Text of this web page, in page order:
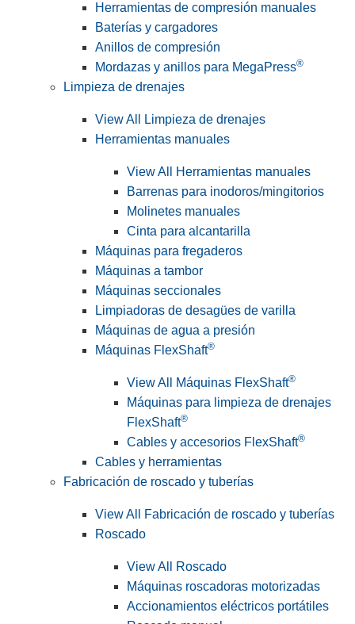
Herramientas de compresión manuales
Baterías y cargadores
Anillos de compresión
Mordazas y anillos para MegaPress®
Limpieza de drenajes
View All Limpieza de drenajes
Herramientas manuales
View All Herramientas manuales
Barrenas para inodoros/mingitorios
Molinetes manuales
Cinta para alcantarilla
Máquinas para fregaderos
Máquinas a tambor
Máquinas seccionales
Limpiadoras de desagües de varilla
Máquinas de agua a presión
Máquinas FlexShaft®
View All Máquinas FlexShaft®
Máquinas para limpieza de drenajes
FlexShaft®
Cables y accesorios FlexShaft®
Cables y herramientas
Fabricación de roscado y tuberías
View All Fabricación de roscado y tuberías
Roscado
View All Roscado
Máquinas roscadoras motorizadas
Accionamientos eléctricos portátiles